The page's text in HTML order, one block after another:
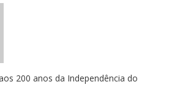
200 anos da Independência do